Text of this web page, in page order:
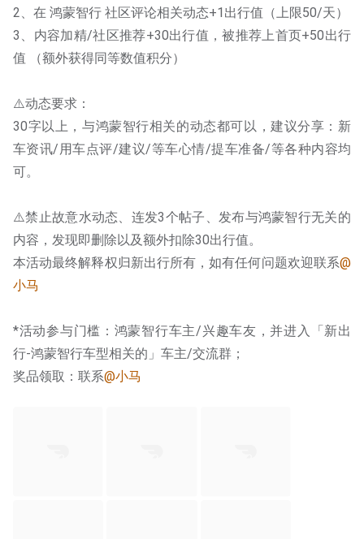
2、在 鸿蒙智行 社区评论相关动态+1出行值（上限50/天）
3、内容加精/社区推荐+30出行值，被推荐上首页+50出行
值 （额外获得同等数值积分）
⚠️动态要求：
30字以上，与鸿蒙智行相关的动态都可以，建议分享：新
车资讯/用车点评/建议/等车心情/提车准备/等各种内容均
可。
⚠️禁止故意水动态、连发3个帖子、发布与鸿蒙智行无关的
内容，发现即删除以及额外扣除30出行值。
本活动最终解释权归新出行所有，如有任何问题欢迎联系@
小马
*活动参与门槛：鸿蒙智行车主/兴趣车友，并进入「新出
行-鸿蒙智行车型相关的」车主/交流群；
奖品领取：联系@小马